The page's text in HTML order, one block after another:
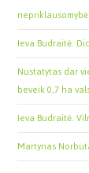
Ieva Budraitė.
Nustatytas dar
beveik 0,7 ha
Ieva Budraitė.
Martynas